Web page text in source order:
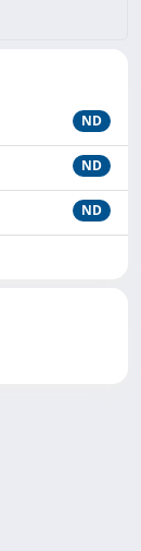
ND
ND
ND